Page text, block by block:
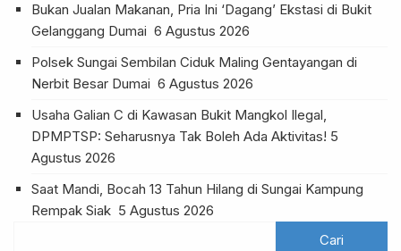
Bukan Jualan Makanan, Pria Ini ‘Dagang’ Ekstasi di Bukit
Gelanggang Dumai 6 Agustus 2026
Polsek Sungai Sembilan Ciduk Maling Gentayangan di
Nerbit Besar Dumai 6 Agustus 2026
Usaha Galian C di Kawasan Bukit Mangkol Ilegal,
DPMPTSP: Seharusnya Tak Boleh Ada Aktivitas! 5
Agustus 2026
Saat Mandi, Bocah 13 Tahun Hilang di Sungai Kampung
Rempak Siak 5 Agustus 2026